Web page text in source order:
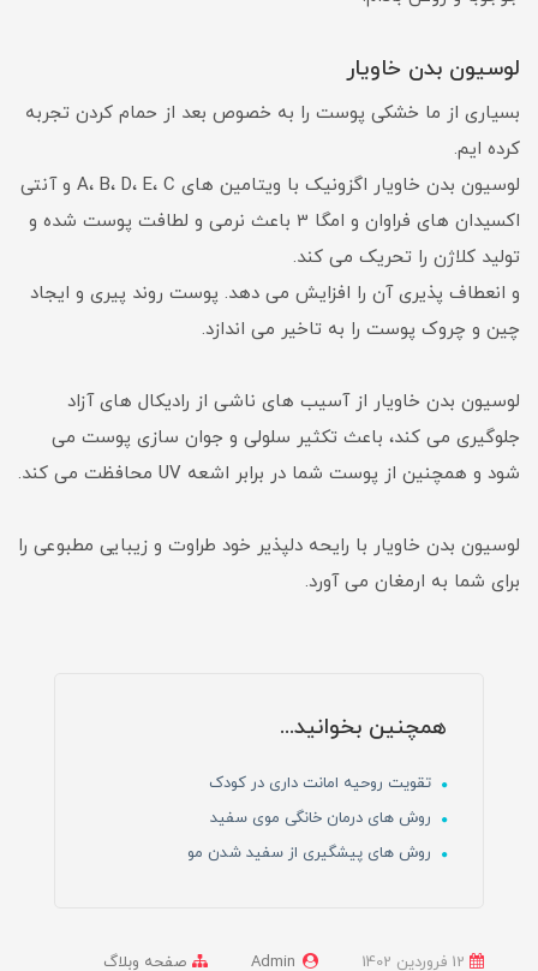
لوسیون بدن خاویار
بسیاری از ما خشکی پوست را به خصوص بعد از حمام کردن تجربه
کرده ایم.
لوسیون بدن خاویار اگزونیک با ویتامین های A، B، D، E، C و آنتی
اکسیدان های فراوان و امگا 3 باعث نرمی و لطافت پوست شده و
تولید کلاژن را تحریک می کند.
و انعطاف پذیری آن را افزایش می دهد. پوست روند پیری و ایجاد
چین و چروک پوست را به تاخیر می اندازد.
لوسیون بدن خاویار از آسیب های ناشی از رادیکال های آزاد
جلوگیری می کند، باعث تکثیر سلولی و جوان سازی پوست می
شود و همچنین از پوست شما در برابر اشعه UV محافظت می کند.
لوسیون بدن خاویار با رایحه دلپذیر خود طراوت و زیبایی مطبوعی را
برای شما به ارمغان می آورد.
همچنین بخوانید...
تقویت روحیه امانت داری در کودک
روش های درمان خانگی موی سفید
روش های پیشگیری از سفید شدن مو
Admin صفحه وبلاگ